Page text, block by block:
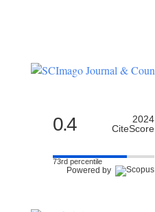
0.4
2024
CiteScore
73rd percentile
Powered by